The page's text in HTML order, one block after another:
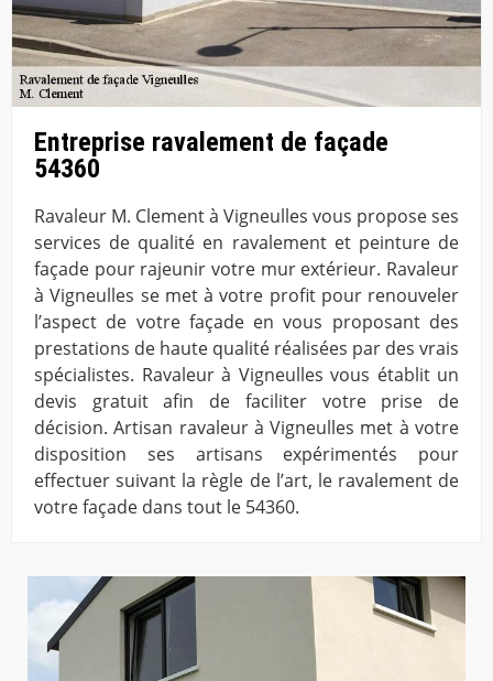
Entreprise ravalement de façade
54360
Ravaleur M. Clement à Vigneulles vous propose ses
services de qualité en ravalement et peinture de
façade pour rajeunir votre mur extérieur. Ravaleur
à Vigneulles se met à votre profit pour renouveler
l’aspect de votre façade en vous proposant des
prestations de haute qualité réalisées par des vrais
spécialistes. Ravaleur à Vigneulles vous établit un
devis gratuit afin de faciliter votre prise de
décision. Artisan ravaleur à Vigneulles met à votre
disposition ses artisans expérimentés pour
effectuer suivant la règle de l’art, le ravalement de
votre façade dans tout le 54360.